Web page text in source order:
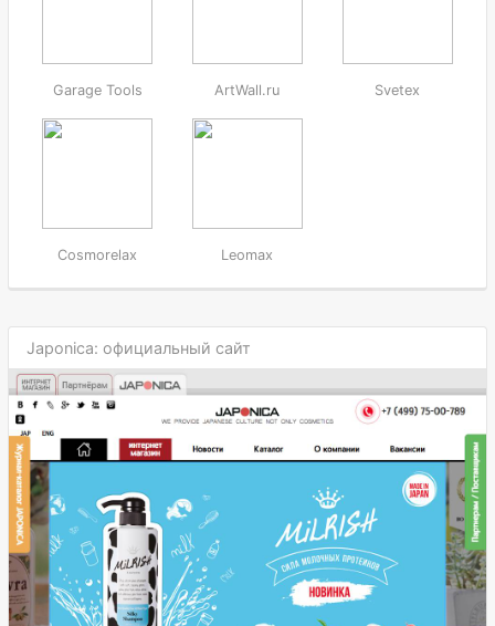
Garage Tools ArtWall.ru Svetex
Cosmorelax Leomax
Japonica: официальный сайт